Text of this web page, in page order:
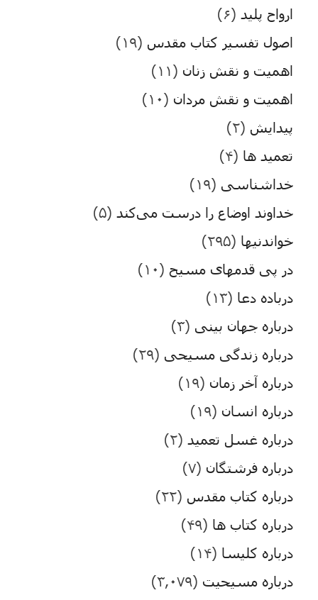
ارواح پلید (۶)
اصول تفسیر کتاب مقدس (۱۹)
اهمیت و نقش زنان (۱۱)
اهمیت و نقش مردان (۱۰)
پیدایش (۲)
تعمید ها (۴)
خداشناسی (۱۹)
خداوند اوضاع را درست می‌کند (۵)
خواندنیها (۲۹۵)
در پی قدمهای مسیح (۱۰)
درباده دعا (۱۳)
درباره جهان بینی (۳)
درباره زندگی مسیحی (۲۹)
درباره آخر زمان (۱۹)
درباره انسان (۱۹)
درباره غسل تعمید (۲)
درباره فرشتگان (۷)
درباره کتاب مقدس (۲۲)
درباره کتاب ها (۴۹)
درباره کلیسا (۱۴)
درباره مسیحیت (۳,۰۷۹)